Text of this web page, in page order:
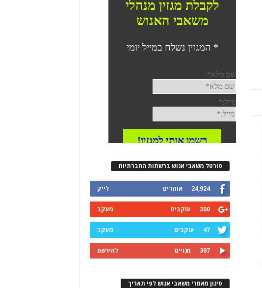
פורטל משאבי אנוש ברשתות החברתיות
24,924 אוהדים לייק
300 עוקבים מעקב
47 עוקבים מעקב
307 מנויים להירשם
סינון מאמרי משאבי אנוש לפי תאריך